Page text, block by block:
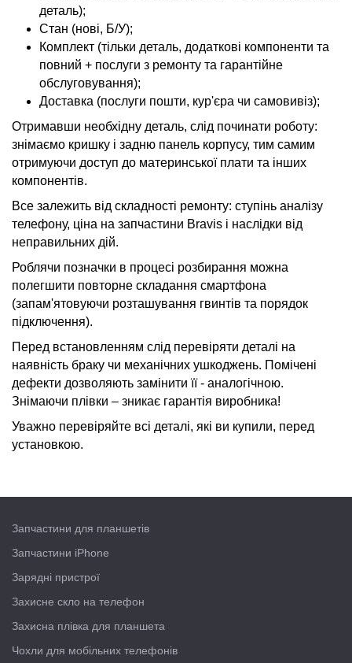
деталь);
Стан (нові, Б/У);
Комплект (тільки деталь, додаткові компоненти та
повний + послуги з ремонту та гарантійне
обслуговування);
Доставка (послуги пошти, кур'єра чи самовивіз);
Отримавши необхідну деталь, слід починати роботу:
знімаємо кришку і задню панель корпусу, тим самим
отримуючи доступ до материнської плати та інших
компонентів.
Все залежить від складності ремонту: ступінь аналізу
телефону, ціна на запчастини Bravis і наслідки від
неправильних дій.
Роблячи позначки в процесі розбирання можна
полегшити повторне складання смартфона
(запам'ятовуючи розташування гвинтів та порядок
підключення).
Перед встановленням слід перевіряти деталі на
наявність браку чи механічних ушкоджень. Помічені
дефекти дозволяють замінити її - аналогічною.
Знімаючи плівки – зникає гарантія виробника!
Уважно перевіряйте всі деталі, які ви купили, перед
установкою.
Запчастини для планшетів
Запчастини iPhone
Зарядні пристрої
Захисне скло на телефон
Захисна плівка для планшета
Чохли для мобільних телефонів